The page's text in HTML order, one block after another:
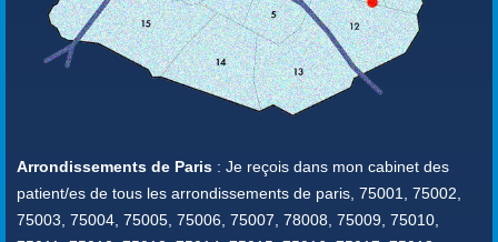
Arrondissements de Paris : Je reçois dans mon cabinet des
patient/es de tous les arrondissements de paris, 75001, 75002,
75003, 75004, 75005, 75006, 75007, 78008, 75009, 75010,